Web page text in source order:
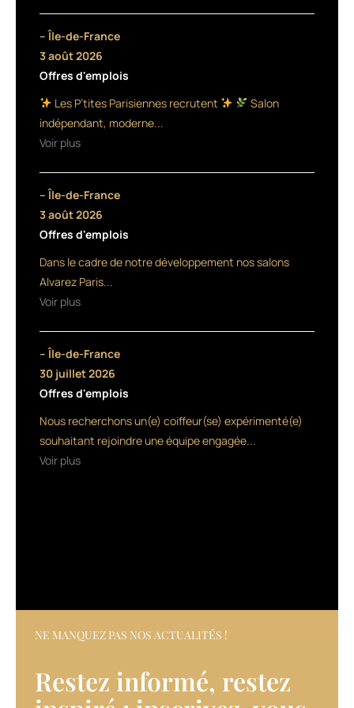
s’est
depuis
plusieurs
années
aussi
positionnée
créneau
boucleurs
avec
Curve
ondulations,
récent
Waver.
Mais
c’est
agrandie
quatre
– Île-de-France
3 août 2026
Offres d'emplois
Les P’tites Parisiennes recrutent
Salon
indépendant, moderne...
Voir plus
– Île-de-France
3 août 2026
Offres d'emplois
Dans le cadre de notre développement nos salons
Alvarez Paris...
Voir plus
– Île-de-France
30 juillet 2026
Offres d'emplois
Nous recherchons un(e) coiffeur(se) expérimenté(e)
souhaitant rejoindre une équipe engagée...
Voir plus
NE MANQUEZ PAS NOS ACTUALITÉS !
Restez informé, restez